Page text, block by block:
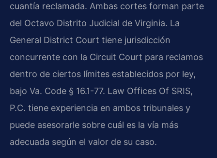
cuantía reclamada. Ambas cortes forman parte
del Octavo Distrito Judicial de Virginia. La
General District Court tiene jurisdicción
concurrente con la Circuit Court para reclamos
dentro de ciertos límites establecidos por ley,
bajo Va. Code § 16.1-77. Law Offices Of SRIS,
P.C. tiene experiencia en ambos tribunales y
puede asesorarle sobre cuál es la vía más
adecuada según el valor de su caso.